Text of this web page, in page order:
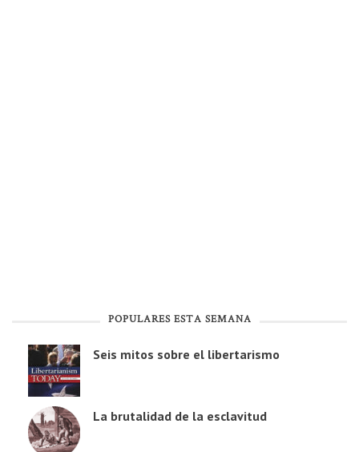
POPULARES ESTA SEMANA
Seis mitos sobre el libertarismo
La brutalidad de la esclavitud